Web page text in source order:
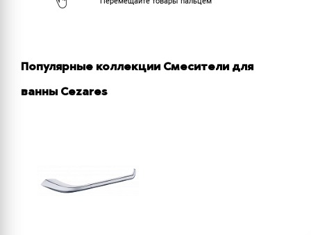
Популярные коллекции Смесители для
ванны Cezares